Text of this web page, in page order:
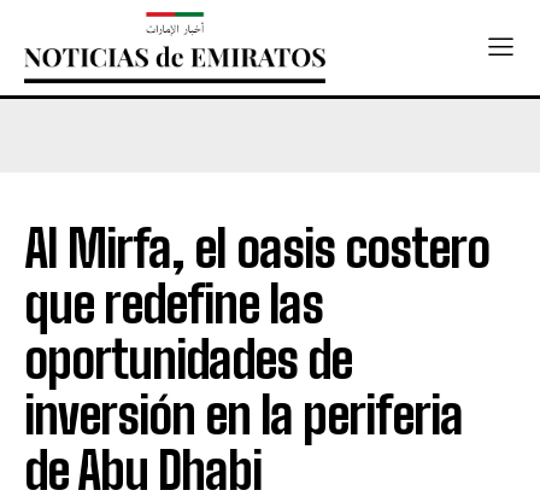
Al Mirfa, el oasis costero
que redefine las
oportunidades de
inversión en la periferia
de Abu Dhabi